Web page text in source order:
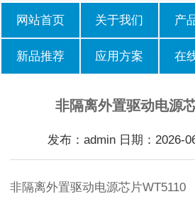
网站首页 关于我们 产
新品推荐 应用方案 在
非隔离外置驱动电源
发布：admin 日期：2026-
非隔离外置驱动电源芯片WT5110